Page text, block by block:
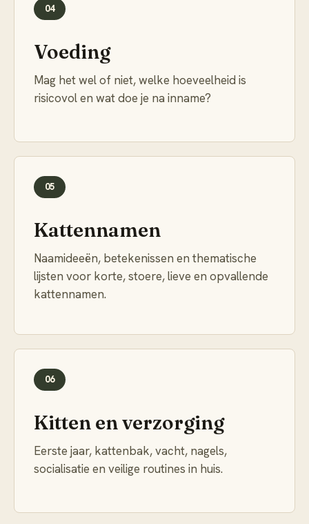
04
Voeding
Mag het wel of niet, welke hoeveelheid is
risicovol en wat doe je na inname?
05
Kattennamen
Naamideeën, betekenissen en thematische
lijsten voor korte, stoere, lieve en opvallende
kattennamen.
06
Kitten en verzorging
Eerste jaar, kattenbak, vacht, nagels,
socialisatie en veilige routines in huis.